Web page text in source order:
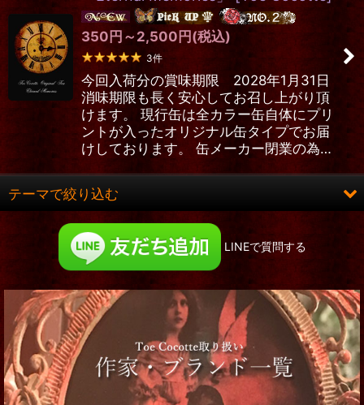
:
絞り込む
350 円 ～2,500 円 (税込)
3件
今回入荷分の賞味期限 2028年1月31日
消味期限も長く安心してお召し上がり頂
けます。 現行缶は全カラー缶自体にプリ
ントが入ったオリジナル缶タイプでお届
けしております。 缶メーカー閉業の為…
テーマで絞り込む
ロング&ヒット
コルセット
靴
服飾小物
LINEで質問する